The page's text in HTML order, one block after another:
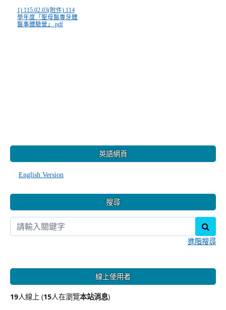
1) 115.02.03(附件) 114
學年度「聖母醫專牙體
醫事體驗營」.pdf
英語網頁
English Version
搜尋
進階搜尋
線上使用者
19人線上 (15人在瀏覽本站消息)